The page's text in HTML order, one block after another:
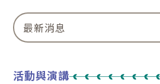
最新消息
活動與演講